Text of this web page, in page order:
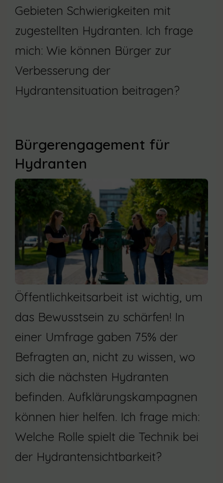
Gebieten Schwierigkeiten mit
zugestellten Hydranten. Ich frage
mich: Wie können Bürger zur
Verbesserung der
Hydrantensituation beitragen?
Bürgerengagement für
Hydranten
Öffentlichkeitsarbeit ist wichtig, um
das Bewusstsein zu schärfen! In
einer Umfrage gaben 75% der
Befragten an, nicht zu wissen, wo
sich die nächsten Hydranten
befinden. Aufklärungskampagnen
können hier helfen. Ich frage mich:
Welche Rolle spielt die Technik bei
der Hydrantensichtbarkeit?